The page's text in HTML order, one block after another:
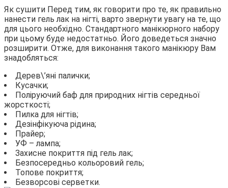
Як сушити Перед тим, як говорити про те, як правильно
нанести гель лак на нігті, варто звернути увагу на те, що
для цього необхідно. Стандартного манікюрного набору
при цьому буде недостатньо. Його доведеться значно
розширити. Отже, для виконання такого манікюру Вам
знадобляться:
Дерев\’яні палички;
Кусачки;
Поліруючий баф для природних нігтів середньої
жорсткості;
Пилка для нігтів;
Дезінфікуюча рідина;
Прайер;
УФ – лампа;
Захисне покриття під гель лак;
Безпосередньо кольоровий гель;
Топове покриття;
Безворсові серветки.